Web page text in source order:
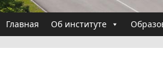
Главная Об институте